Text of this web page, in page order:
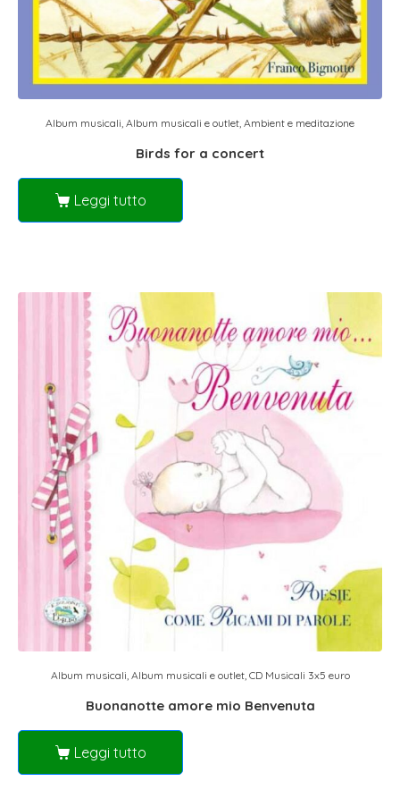
Album musicali Album musicali e outlet Ambient e meditazione
Birds for a concert
Leggi tutto
Album musicali Album musicali e outlet, CD Musicali 3x5 euro
Buonanotte amore mio Benvenuta
Leggi tutto